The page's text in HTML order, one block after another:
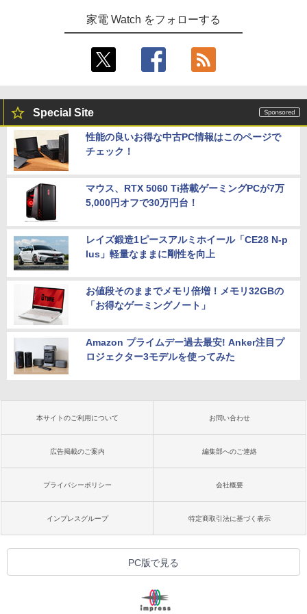
家電 Watch をフォローする
Special Site
性能の良いお得な中古PC情報はこのページで
チェック！
マウス、RTX 5060 Ti搭載ゲーミングPCが7万
5,000円オフで30万円台！
レイズ鍛造1ピースアルミホイール「CE28 N-p
lus」軽量なままに剛性を向上
お値段そのままでメモリ倍増！メモリ32GBの
「お得なゲーミングノート」
Amazon プライムデー過去最安! Anker注目プ
ロジェクター3モデルを使ってみた
本サイトのご利用について お問い合わせ
広告掲載のご案内 編集部へのご連絡
プライバシーポリシー 会社概要
インプレスグループ 特定商取引法に基づく表示
PC版で見る